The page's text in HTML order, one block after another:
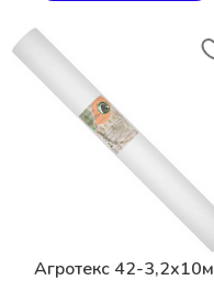
Агротекс 42-3,2х10м